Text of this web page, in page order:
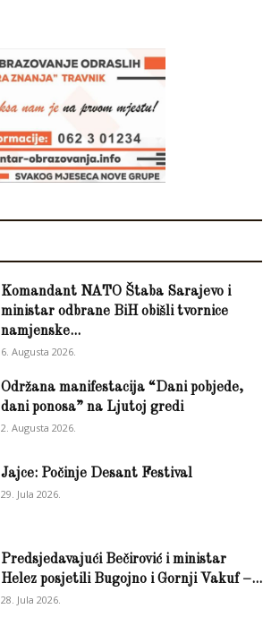
Komandant NATO Štaba Sarajevo i
ministar odbrane BiH obišli tvornice
namjenske...
6. Augusta 2026.
Održana manifestacija “Dani pobjede,
dani ponosa” na Ljutoj gredi
2. Augusta 2026.
Jajce: Počinje Desant Festival
29. Jula 2026.
Predsjedavajući Bečirović i ministar
Helez posjetili Bugojno i Gornji Vakuf –...
28. Jula 2026.